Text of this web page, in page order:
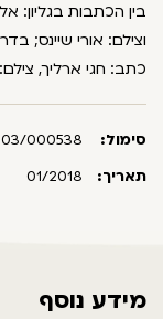
בין הכתבות
וצילם: אורי שיינס;
כתב: חגי ארליך,
סימול:
תאריך:
מידע נוסף